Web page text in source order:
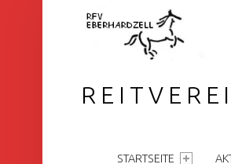
STARTSEITE